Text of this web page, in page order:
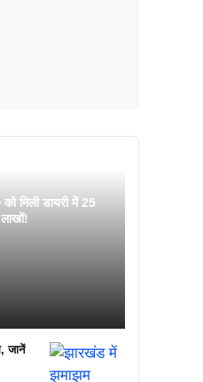
मिली डायरी में 25
जानें